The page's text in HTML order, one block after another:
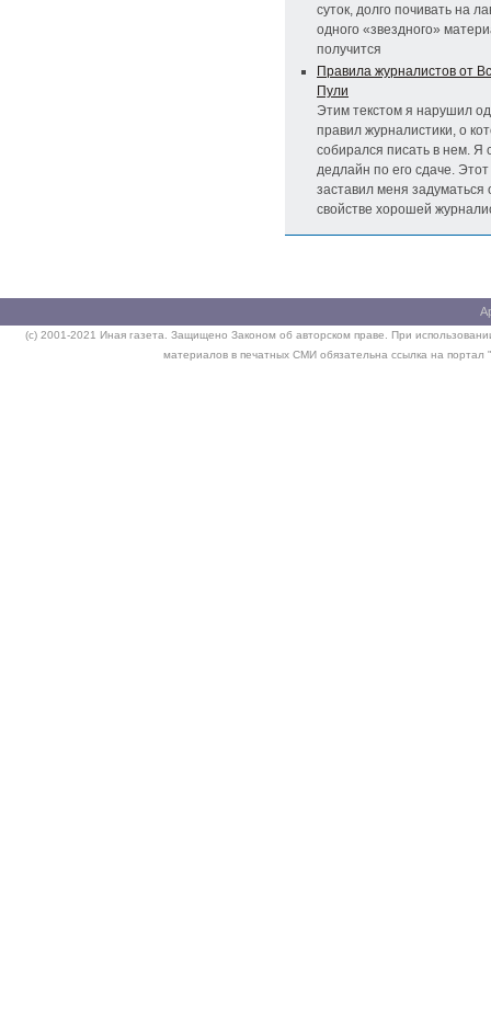
суток, долго почивать на
одного «звездного»
получится
Правила журналистов от
Пули
Этим текстом я нарушил
правил журналистики, о
собирался писать в нем. Я
дедлайн по его сдаче. Этот
заставил меня задуматься
свойстве хорошей
(c) 2001-2021 Иная газета. Защищено Законом об авторском праве. При
материалов в печатных СМИ обязательна ссылка на